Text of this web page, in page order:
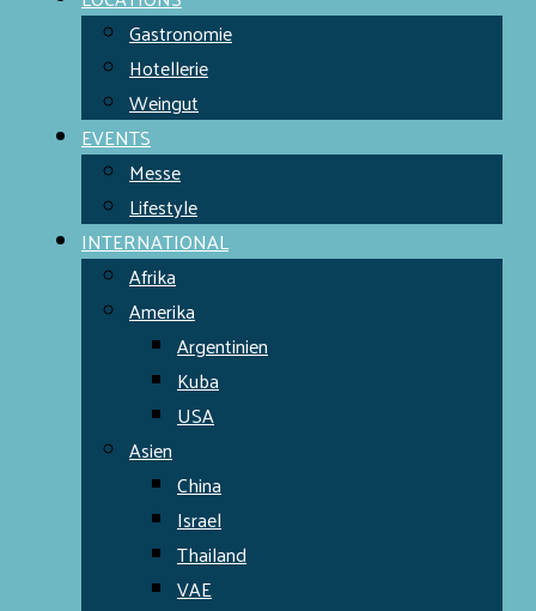
Gastronomie
Hotellerie
Weingut
EVENTS
Messe
Lifestyle
INTERNATIONAL
Afrika
Amerika
Argentinien
Kuba
USA
Asien
China
Israel
Thailand
VAE